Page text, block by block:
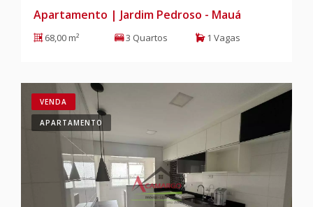
Apartamento | Jardim Pedroso - Mauá
68,00 m² 3 Quartos 1 Vagas
VENDA
APARTAMENTO